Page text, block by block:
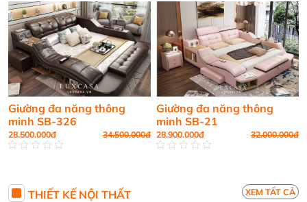
Giường đa năng thông
minh SB-326
28.500.000đ 34.500.000đ
Giường đa năng thông
minh SB-21
28.900.000đ 32.000.000đ
THIẾT KẾ NỘI THẤT XEM TẤT CẢ